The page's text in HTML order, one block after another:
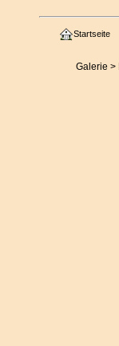
Startseite
Galerie >